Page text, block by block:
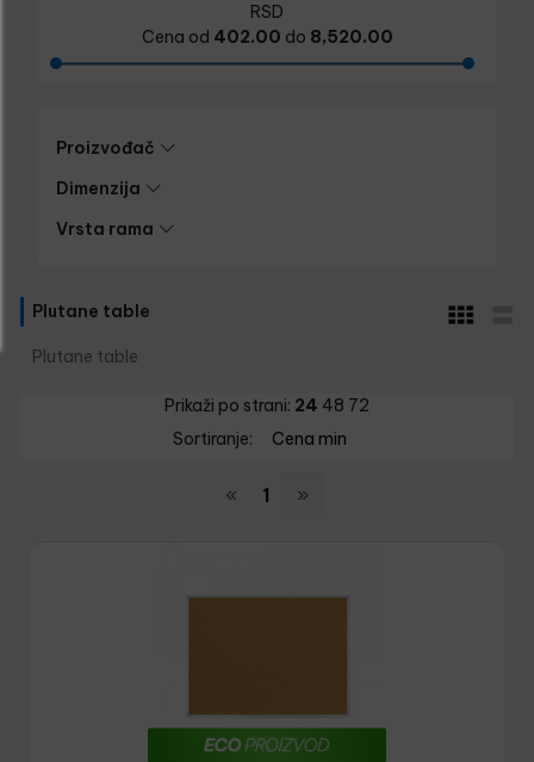
RSD
Cena od 402.00 do 8,520.00
Proizvođač
Dimenzija
Vrsta rama
Plutane table
Plutane table
Prikaži po strani: 24 48 72
Sortiranje:
Cena min
« 1 »